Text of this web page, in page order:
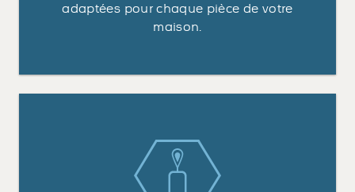
adaptées pour chaque pièce de votre
maison.